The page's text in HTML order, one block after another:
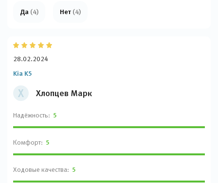
Да (4) Нет (4)
Х Хлопцев Марк
Kia K5
28.02.2024
Надёжность: 5
Комфорт: 5
Ходовые качества: 5